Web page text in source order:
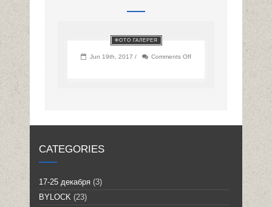
ФОТО ГАЛЕРЕЯ
Jun 19th, 2017 / Comments Off
CATEGORIES
17-25 декабря (3)
BYLOCK (23)